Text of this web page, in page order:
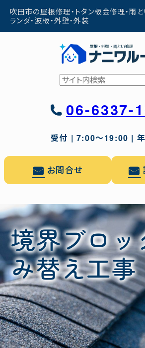
Skip
content
吹田市の屋根修理・トタン板金修理・雨と
ランダ・波板・外壁・外装
検
索
06-6337-
受付 | 7:00〜19:00 |
お問合せ
境界ブロッ
み替え工事